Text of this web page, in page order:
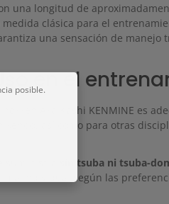
una longitud de
medida clásica para el
una sensación de manejo
en el
bokken Aka Kashi KENMINE es
kendo, así como para otras
sin tsuba ni tsuba-
individual según las
posible.